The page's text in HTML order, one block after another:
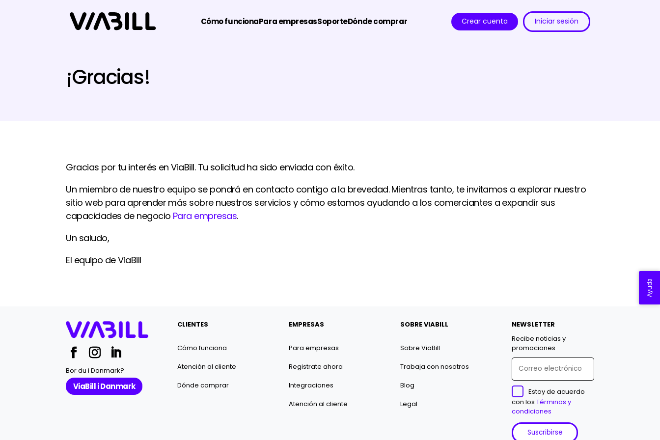
Cómo funcionaPara empresasSoporteDónde comprar Crear cuenta Iniciar sesión
¡Gracias!
Gracias por tu interés en ViaBill. Tu solicitud ha sido enviada con éxito.
Un miembro de nuestro equipo se pondrá en contacto contigo a la brevedad. Mientras tanto, te invitamos a explorar nuestro
sitio web para aprender más sobre nuestros servicios y cómo estamos ayudando a los comerciantes a expandir sus
capacidades de negocio Para empresas.
Un saludo,
El equipo de ViaBill
Bor du i Danmark?
ViaBill i Danmark
CLIENTES
Cómo funciona
Atención al cliente
Dónde comprar
EMPRESAS
Para empresas
Registrate ahora
Integraciones
Atención al cliente
SOBRE VIABILL
Sobre ViaBill
Trabaja con nosotros
Blog
Legal
NEWSLETTER
Recibe noticias y
promociones
Estoy de acuerdo
con los Términos y
condiciones
Ayuda